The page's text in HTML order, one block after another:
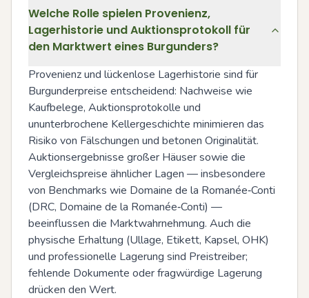
Welche Rolle spielen Provenienz,
Lagerhistorie und Auktionsprotokoll für
den Marktwert eines Burgunders?
Provenienz und lückenlose Lagerhistorie sind für
Burgunderpreise entscheidend: Nachweise wie
Kaufbelege, Auktionsprotokolle und
ununterbrochene Kellergeschichte minimieren das
Risiko von Fälschungen und betonen Originalität.
Auktionsergebnisse großer Häuser sowie die
Vergleichspreise ähnlicher Lagen — insbesondere
von Benchmarks wie Domaine de la Romanée‑Conti
(DRC, Domaine de la Romanée‑Conti) —
beeinflussen die Marktwahrnehmung. Auch die
physische Erhaltung (Ullage, Etikett, Kapsel, OHK)
und professionelle Lagerung sind Preistreiber;
fehlende Dokumente oder fragwürdige Lagerung
drücken den Wert.